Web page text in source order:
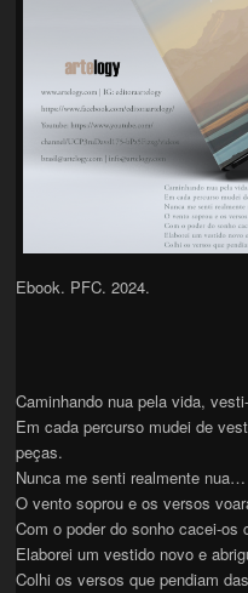
Ebook. PFC. 2024.
Caminhando nua pela vida,
Em cada percurso mudei de
peças.
Nunca me senti realmente
O vento soprou e os versos
Com o poder do sonho cacei-
Elaborei um vestido novo e
Colhi os versos que pendiam